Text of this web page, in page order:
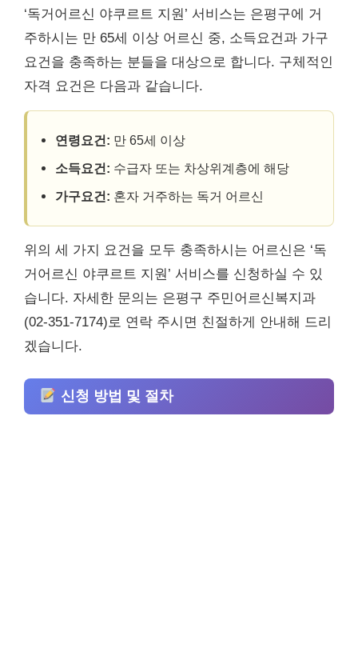
‘독거어르신 야쿠르트 지원’ 서비스는 은평구에 거
주하시는 만 65세 이상 어르신 중, 소득요건과 가구
요건을 충족하는 분들을 대상으로 합니다. 구체적인
자격 요건은 다음과 같습니다.
연령요건: 만 65세 이상
소득요건: 수급자 또는 차상위계층에 해당
가구요건: 혼자 거주하는 독거 어르신
위의 세 가지 요건을 모두 충족하시는 어르신은 ‘독
거어르신 야쿠르트 지원’ 서비스를 신청하실 수 있
습니다. 자세한 문의는 은평구 주민어르신복지과
(02-351-7174)로 연락 주시면 친절하게 안내해 드리
겠습니다.
신청 방법 및 절차